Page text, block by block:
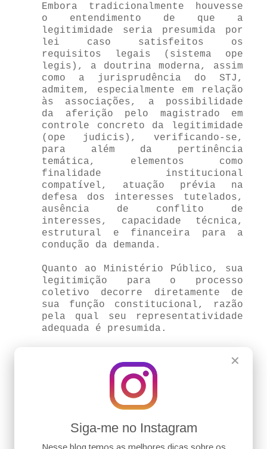
✕
Siga-me no Instagram
Nesse blog temos as melhores dicas sobre os
Embora tradicionalmente houvesse
o entendimento de que a
legitimidade seria presumida por
lei caso satisfeitos os
requisitos legais (sistema ope
legis), a doutrina moderna, assim
como a jurisprudência do STJ,
admitem, especialmente em relação
às associações, a possibilidade
da aferição pelo magistrado em
controle concreto da legitimidade
(ope judicis), verificando-se,
para além da pertinência
temática, elementos como
finalidade institucional
compatível, atuação prévia na
defesa dos interesses tutelados,
ausência de conflito de
interesses, capacidade técnica,
estrutural e financeira para a
condução da demanda.
Quanto ao Ministério Público, sua
legitimição para o processo
coletivo decorre diretamente de
sua função constitucional, razão
pela qual seu representatividade
adequada é presumida.
de não haver previsão expressa em
lei para aferição legitimidade
adequada no processo coletivo,
houve a previsão deste requisito
no art. 138 do CPC para a
admissão de amicus curiae.